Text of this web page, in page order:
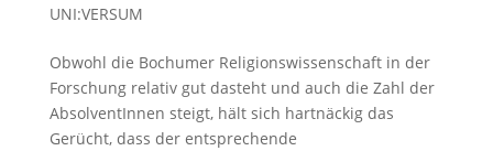
UNI:VERSUM
Obwohl die Bochumer Religionswissenschaft in der
Forschung relativ gut dasteht und auch die Zahl der
AbsolventInnen steigt, hält sich hartnäckig das
Gerücht, dass der entsprechende